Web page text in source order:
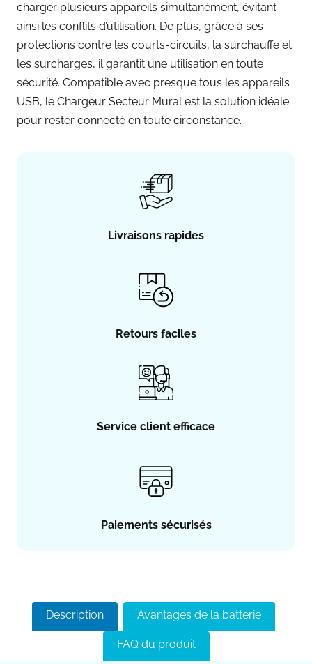
charger plusieurs appareils simultanément, évitant
ainsi les conflits d’utilisation. De plus, grâce à ses
protections contre les courts-circuits, la surchauffe et
les surcharges, il garantit une utilisation en toute
sécurité. Compatible avec presque tous les appareils
USB, le Chargeur Secteur Mural est la solution idéale
pour rester connecté en toute circonstance.
Livraisons rapides
Retours faciles
Service client efficace
Paiements sécurisés
Description Avantages de la batterie
FAQ du produit